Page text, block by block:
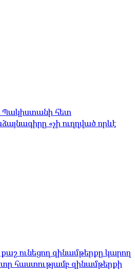
Պակիստանի հետ
«չի ուղղված որևէ
ունեցող զինամթերքը կարող
հաստությամբ զինամթերքի